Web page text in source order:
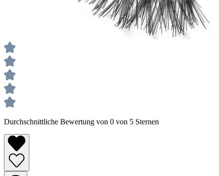
Durchschnittliche Bewertung von 0 von 5 Sternen